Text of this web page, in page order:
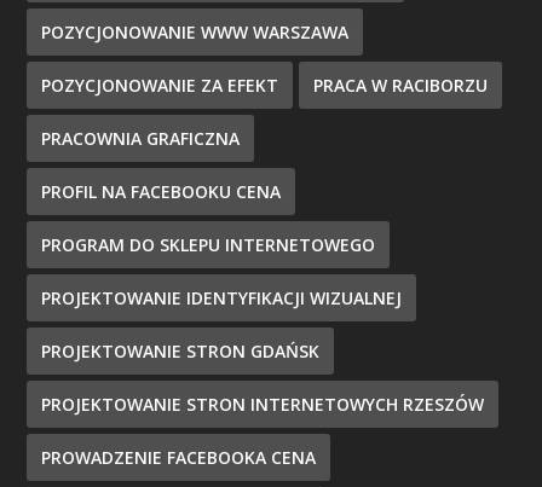
POZYCJONOWANIE WWW WARSZAWA
POZYCJONOWANIE ZA EFEKT PRACA W RACIBORZU
PRACOWNIA GRAFICZNA
PROFIL NA FACEBOOKU CENA
PROGRAM DO SKLEPU INTERNETOWEGO
PROJEKTOWANIE IDENTYFIKACJI WIZUALNEJ
PROJEKTOWANIE STRON GDAŃSK
PROJEKTOWANIE STRON INTERNETOWYCH RZESZÓW
PROWADZENIE FACEBOOKA CENA